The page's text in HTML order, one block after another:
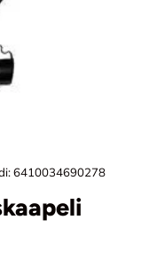
6410034690278